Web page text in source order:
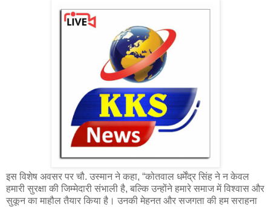
इस विशेष अवसर पर चौ. उस्मान ने कहा, “कोतवाल धर्मेंद्र सिंह ने न केवल
हमारी सुरक्षा की जिम्मेदारी संभाली है, बल्कि उन्होंने हमारे समाज में विश्वास और
सुकून का माहौल तैयार किया है। उनकी मेहनत और सजगता की हम सराहना